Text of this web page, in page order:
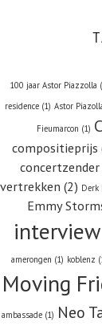
100 jaar Astor Piazzolla
residence (1) Astor
Fieumarcon (1)
compositieprijs
concertzender
vertrekken (2) Derk
Emmy
interview
amerongen (1) koblenz
Moving
ambassade (1) Neo